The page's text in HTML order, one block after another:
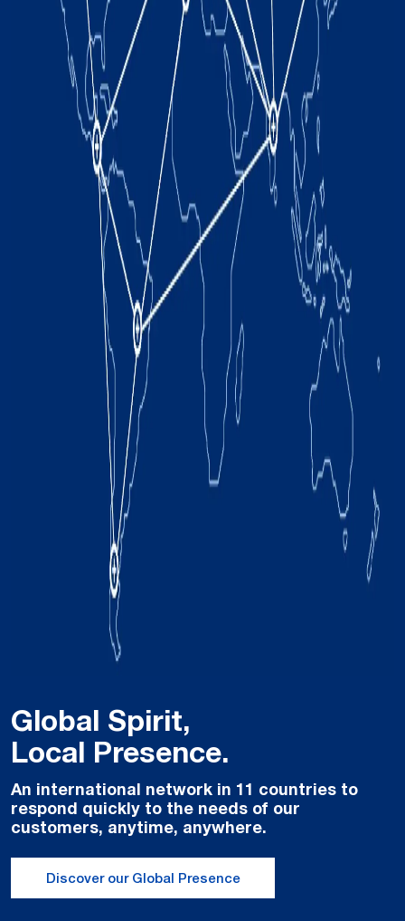
Global Spirit,
Local Presence.
An international network in 11 countries to
respond quickly to the needs of our
customers, anytime, anywhere.
Discover our Global Presence